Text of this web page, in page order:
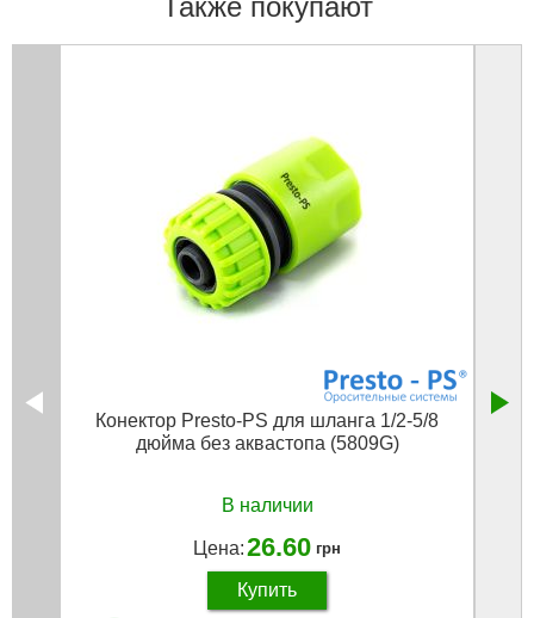
Также покупают
Конектор Presto-PS для шланга 1/2-5/8
дюйма без аквастопа (5809G)
В наличии
Цена:26.60 грн
Купить